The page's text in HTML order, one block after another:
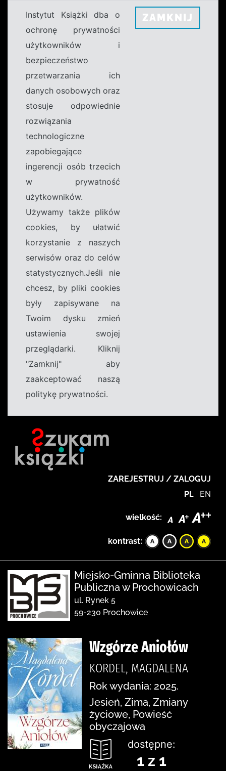
Instytut Książki dba o
ochronę prywatności
użytkowników i
bezpieczeństwo
przetwarzania ich
danych osobowych oraz
stosuje odpowiednie
rozwiązania
technologiczne
zapobiegające
ingerencji osób trzecich
w prywatność
użytkowników.
Używamy także plików
cookies, by ułatwić
korzystanie z naszych
serwisów oraz do celów
statystycznych.Jeśli nie
chcesz, by pliki cookies
były zapisywane na
Twoim dysku zmień
ustawienia swojej
przeglądarki. Kliknij
"Zamknij" aby
zaakceptować naszą
politykę prywatności.
ZAMKNIJ
ZAREJESTRUJ / ZALOGUJ
PL EN
wielkość:
kontrast:
Miejsko-Gminna Biblioteka
Publiczna w Prochowicach
ul. Rynek 5
59-230 Prochowice
Wzgórze Aniołów
KORDEL, MAGDALENA
Rok wydania: 2025.
Jesień, Zima, Zmiany
życiowe, Powieść
obyczajowa
dostępne:
1 z 1